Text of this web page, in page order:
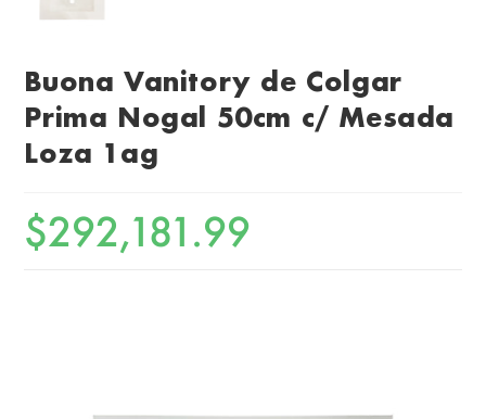
Buona Vanitory de Colgar
Prima Nogal 50cm c/ Mesada
Loza 1ag
$292,181.99